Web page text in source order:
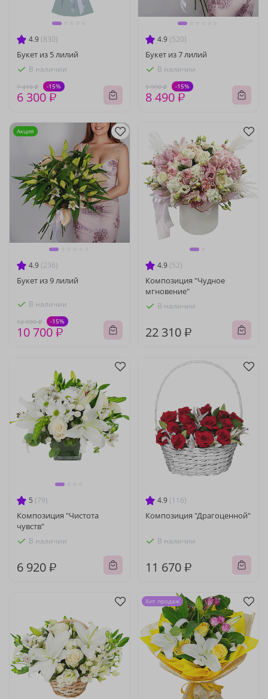
4.9 (830)
Букет из 5 лилий
В наличии
7 410 ₽ -15%
6 300 ₽
4.9 (520)
Букет из 7 лилий
В наличии
9 990 ₽ -15%
8 490 ₽
4.9 (236)
Букет из 9 лилий
В наличии
12 590 ₽ -15%
10 700 ₽
Акция
4.9 (52)
Композиция "Чудное
мгновение"
В наличии
22 310 ₽
5 (79)
Композиция "Чистота
чувств"
В наличии
6 920 ₽
4.9 (116)
Композиция "Драгоценной"
В наличии
11 670 ₽
Хит продаж